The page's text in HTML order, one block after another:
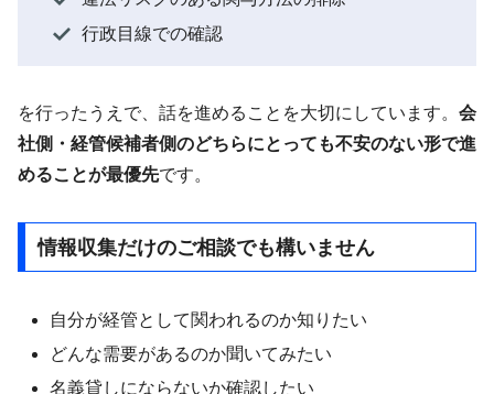
行政目線での確認
を行ったうえで、話を進めることを大切にしています。 会
社側・経管候補者側のどちらにとっても不安のない形で進
めることが最優先です。
情報収集だけのご相談でも構いません
自分が経管として関われるのか知りたい
どんな需要があるのか聞いてみたい
名義貸しにならないか確認したい